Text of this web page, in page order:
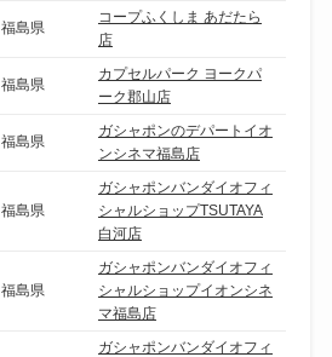
福島県
コープふくしま あだたら
店
福島県
カプセルパーク ヨークパ
ーク郡山店
福島県
ガシャポンのデパートイオ
ンシネマ福島店
福島県
ガシャポンバンダイオフィ
シャルショップTSUTAYA
白河店
福島県
ガシャポンバンダイオフィ
シャルショップイオンシネ
マ福島店
ガシャポンバンダイオフィ